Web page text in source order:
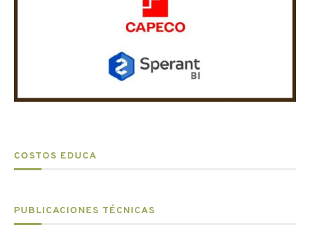
COSTOS EDUCA
PUBLICACIONES TÉCNICAS